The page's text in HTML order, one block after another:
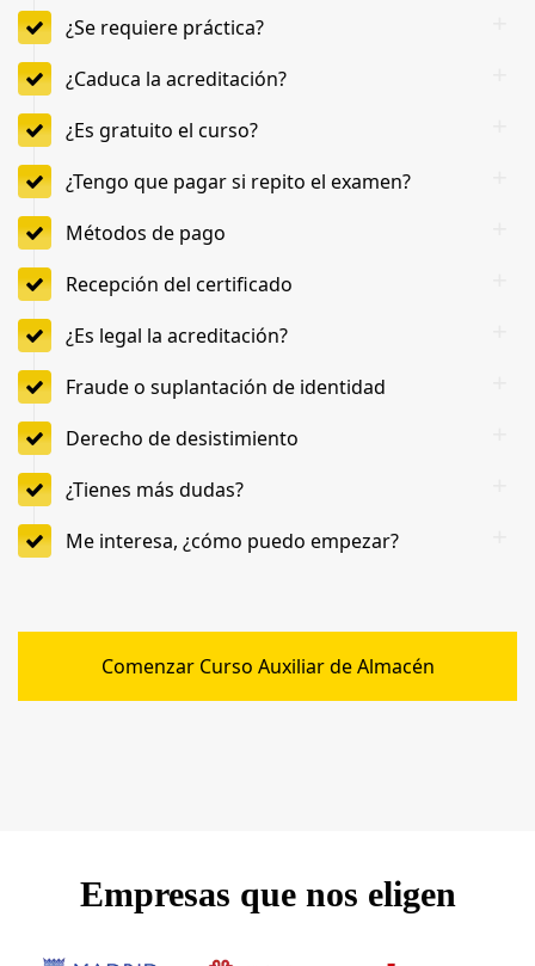
¿Se requiere práctica?
¿Caduca la acreditación?
¿Es gratuito el curso?
¿Tengo que pagar si repito el examen?
Métodos de pago
Recepción del certificado
¿Es legal la acreditación?
Fraude o suplantación de identidad
Derecho de desistimiento
¿Tienes más dudas?
Me interesa, ¿cómo puedo empezar?
Comenzar Curso Auxiliar de Almacén
Empresas que nos eligen